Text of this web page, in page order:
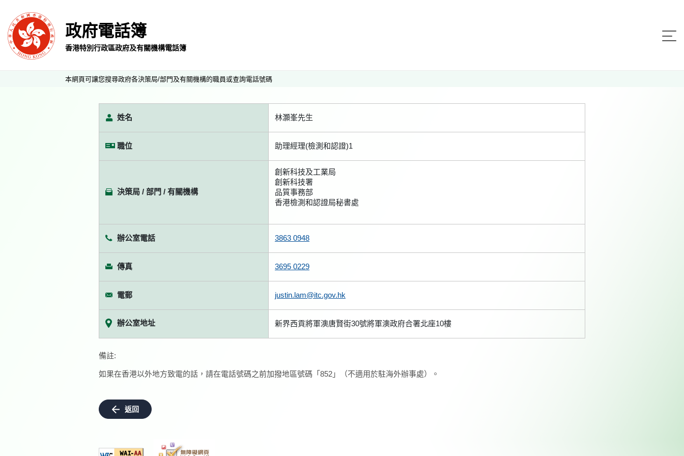
政府電話簿
香港特別行政區政府及有關機構電話簿
本網頁可讓您搜尋政府各決策局/部門及有關機構的職員或查詢電話號碼
姓名 林灝峯先生
職位 助理經理(檢測和認證)1
決策局 / 部門 / 有關機構
創新科技及工業局
創新科技署
品質事務部
香港檢測和認證局秘書處
辦公室電話 3863 0948
傳真 3695 0229
電郵 justin.lam@itc.gov.hk
辦公室地址 新界西貢將軍澳唐賢街30號將軍澳政府合署北座10樓
備註:
如果在香港以外地方致電的話，請在電話號碼之前加撥地區號碼「852」（不適用於駐海外辦事處）。
返回